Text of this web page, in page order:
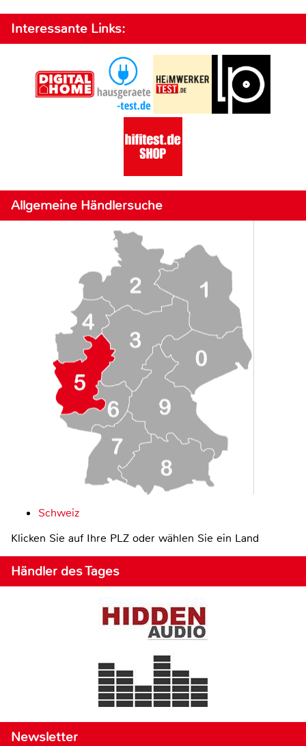
Interessante Links:
Allgemeine Händlersuche
Schweiz
Klicken Sie auf Ihre PLZ oder wählen Sie ein Land
Händler des Tages
Newsletter